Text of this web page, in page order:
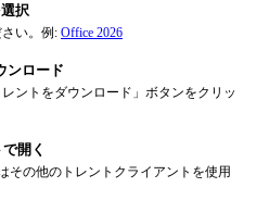
択
い。例: Office 2026
ンロード
ントをダウンロード」ボタンをクリッ
開く
その他のトレントクライアントを使用